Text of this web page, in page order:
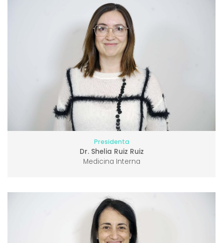
Presidenta
Dr. Shelia Ruiz Ruiz
Medicina Interna